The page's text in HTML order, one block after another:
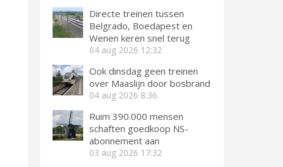
Directe treinen tussen
Belgrado, Boedapest en
Wenen keren snel terug
04 aug 2026 12:32
Ook dinsdag geen treinen
over Maaslijn door bosbrand
04 aug 2026 8:36
Ruim 390.000 mensen
schaften goedkoop NS-
abonnement aan
03 aug 2026 17:32